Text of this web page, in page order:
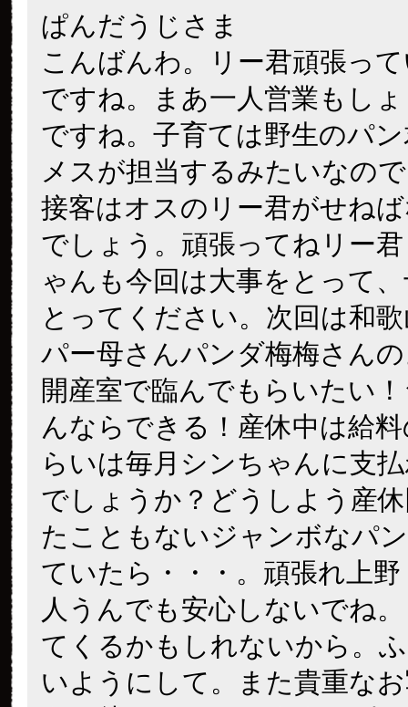
ぱんだうじさま
こんばんわ。リー君頑張っ
ですね。まあ一人営業もし
ですね。子育ては野生のパ
メスが担当するみたいなの
接客はオスのリー君がせね
でしょう。頑張ってねリー
ゃんも今回は大事をとって
とってください。次回は和
パー母さんパンダ梅梅さん
開産室で臨んでもらいたい
んならできる！産休中は給
らいは毎月シンちゃんに支
でしょうか？どうしよう産
たこともないジャンボなパ
ていたら・・・。頑張れ上
人うんでも安心しないでね
てくるかもしれないから。
いようにして。また貴重な